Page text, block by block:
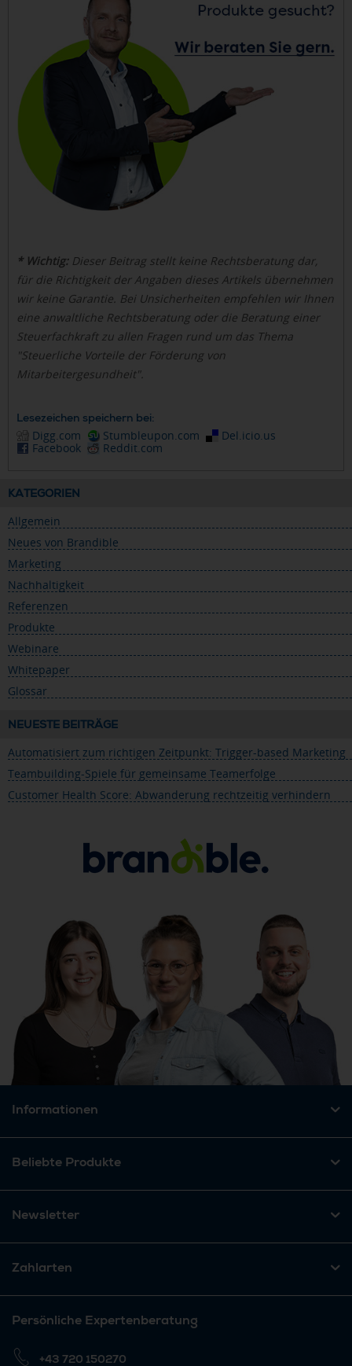
* Wichtig:Dieser Beitrag stellt keine Rechtsberatung dar,
für die Richtigkeit der Angaben dieses Artikels übernehmen
wir keine Garantie. Bei Unsicherheiten empfehlen wir Ihnen
eine anwaltliche Rechtsberatung oder die Beratung einer
Steuerfachkraft zu allen Fragen rund um das Thema
"Steuerliche Vorteile der Förderung von
Mitarbeitergesundheit".
Lesezeichen speichern bei:
Digg.com Stumbleupon.com
Del.icio.us
Facebook
Reddit.com
KATEGORIEN
Allgemein
Neues von Brandible
Marketing
Nachhaltigkeit
Referenzen
Produkte
Webinare
Whitepaper
Glossar
NEUESTE BEITRÄGE
Automatisiert zum richtigen Zeitpunkt: Trigger-based Marketing
Teambuilding-Spiele für gemeinsame Teamerfolge
Customer Health Score: Abwanderung rechtzeitig verhindern
Informationen
Beliebte Produkte
Newsletter
Zahlarten
Persönliche Expertenberatung
+43 720 150270